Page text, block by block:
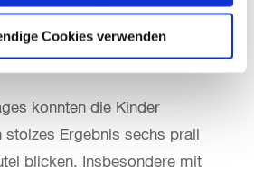
Cookies verwenden
in der Nachbarschaft
Kevin Dörr, pädagogischer
Mertesacker Stiftung.
konnten die Kinder
stolzes Ergebnis sechs prall
blicken. Insbesondere mit